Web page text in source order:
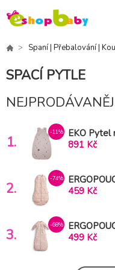
Spaní | Přebalování |
SPACÍ PYTLE
1.
-11%
EKO Pytel
tog
891 Kč
2.
-74%
2v1
459 Kč
3.
-68%
organická
499 Kč